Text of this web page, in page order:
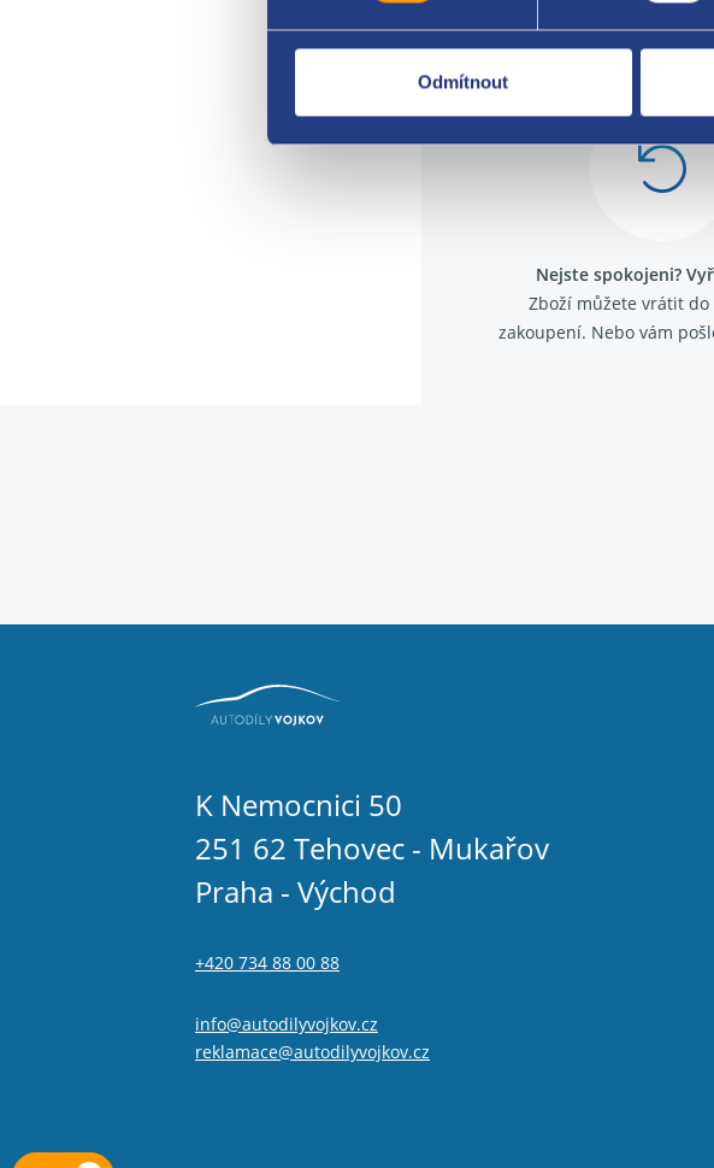
Odmítnout
Nejste spokojeni?
Zboží můžete vrátit do
zakoupení. Nebo vám
K Nemocnici 50
251 62 Tehovec - Mukařov
Praha - Východ
+420 734 88 00 88
info@autodilyvojkov.cz
reklamace@autodilyvojkov.cz